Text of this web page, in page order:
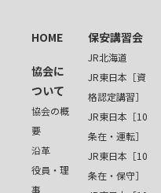
HOME
協会に
ついて
協会の概
要
沿革
役員・理
事
保安講習会
JR北海道
JR東日本［資
格認定講習］
JR東日本［10
条在・運転］
JR東日本［10
条在・保守］